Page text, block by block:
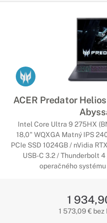
ACER Predator
Intel Core Ultra 9 275HX
18,0" WQXGA Matný IPS
PCIe SSD 1024GB / nVidia
USB-C 3.2 / Thunderbolt
operačného
1
1 573,09 € bez